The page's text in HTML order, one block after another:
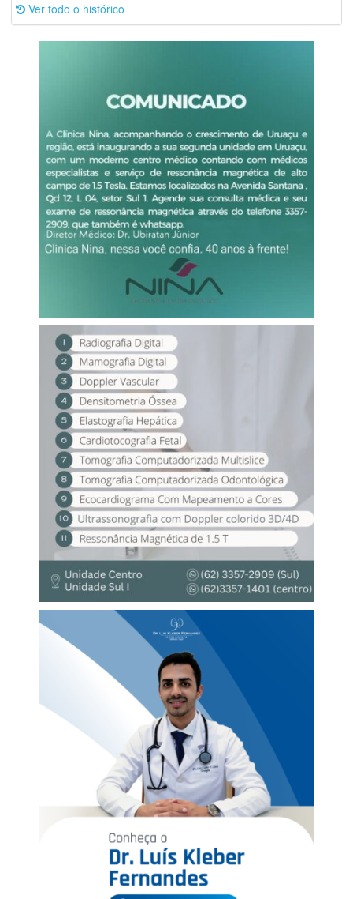
Ver todo o histórico